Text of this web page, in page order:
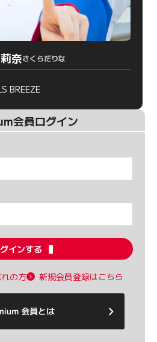
奈さくらだりな
BREEZE
会員ログイン
インする
の方 新規会員登録はこちら